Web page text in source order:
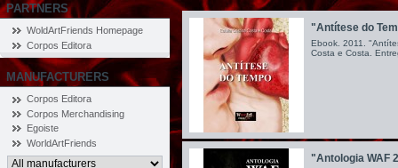
PARTNERS
WoldArtFriends Homepage
Corpos Editora
MANUFACTURERS
Corpos Editora
Corpos Merchandising
Egoiste
WorldArtFriends
"Antítese do
Ebook. 2011.
Costa e Costa.
"Antologia WAF